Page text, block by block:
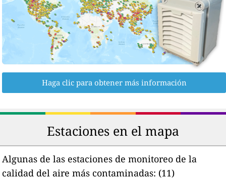
Haga clic para obtener más información
Estaciones en el mapa
Algunas de las estaciones de monitoreo de la
calidad del aire más contaminadas: (11)